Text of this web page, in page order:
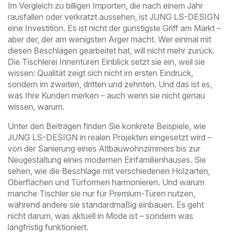
Im Vergleich zu billigen Importen, die nach einem Jahr
rausfallen oder verkratzt aussehen, ist JUNG LS-DESIGN
eine Investition. Es ist nicht der günstigste Griff am Markt –
aber der, der am wenigsten Ärger macht. Wer einmal mit
diesen Beschlägen gearbeitet hat, will nicht mehr zurück.
Die Tischlerei Innentüren Einblick setzt sie ein, weil sie
wissen: Qualität zeigt sich nicht im ersten Eindruck,
sondern im zweiten, dritten und zehnten. Und das ist es,
was Ihre Kunden merken – auch wenn sie nicht genau
wissen, warum.
Unter den Beiträgen finden Sie konkrete Beispiele, wie
JUNG LS-DESIGN in realen Projekten eingesetzt wird –
von der Sanierung eines Altbauwohnzimmers bis zur
Neugestaltung eines modernen Einfamilienhauses. Sie
sehen, wie die Beschläge mit verschiedenen Holzarten,
Oberflächen und Türformen harmonieren. Und warum
manche Tischler sie nur für Premium-Türen nutzen,
während andere sie standardmäßig einbauen. Es geht
nicht darum, was aktuell in Mode ist – sondern was
langfristig funktioniert.